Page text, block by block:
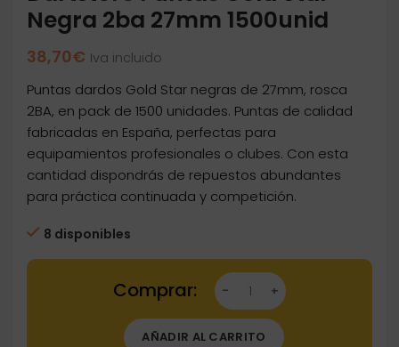
Negra 2ba 27mm 1500unid
38,70€ Iva incluido
Puntas dardos Gold Star negras de 27mm, rosca
2BA, en pack de 1500 unidades. Puntas de calidad
fabricadas en España, perfectas para
equipamientos profesionales o clubes. Con esta
cantidad dispondrás de repuestos abundantes
para práctica continuada y competición.
8 disponibles
Dartstore Puntas Gold Star Negra 2ba 27mm
AÑADIR AL CARRITO